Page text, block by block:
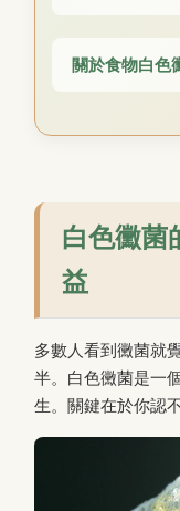
關於食物白色
白色黴菌
益
多數人看到黴菌就
半。白色黴菌是一
生。關鍵在於你認